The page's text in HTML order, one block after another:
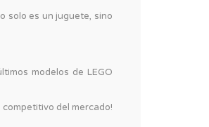
solo es un juguete, sino
modelos de LEGO
competitivo del mercado!